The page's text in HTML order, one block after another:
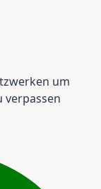
um
verpassen